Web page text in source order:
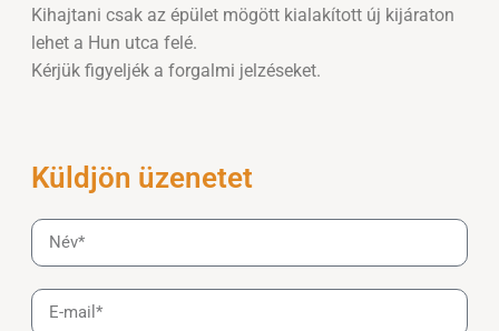
Kihajtani csak az épület mögött kialakított új kijáraton
lehet a Hun utca felé.
Kérjük figyeljék a forgalmi jelzéseket.
Küldjön üzenetet